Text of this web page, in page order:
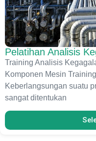
Pelatihan Analisis
Training Analisis
Komponen Mesin
Keberlangsungan suatu
sangat ditentukan